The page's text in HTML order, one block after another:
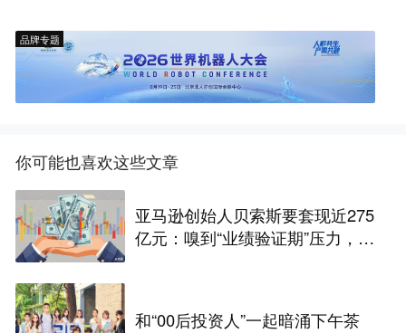
品牌专题
你可能也喜欢这些文章
亚马逊创始人贝索斯要套现近275
亿元：嗅到“业绩验证期”压力，美
和“00后投资人”一起暗涌下午茶